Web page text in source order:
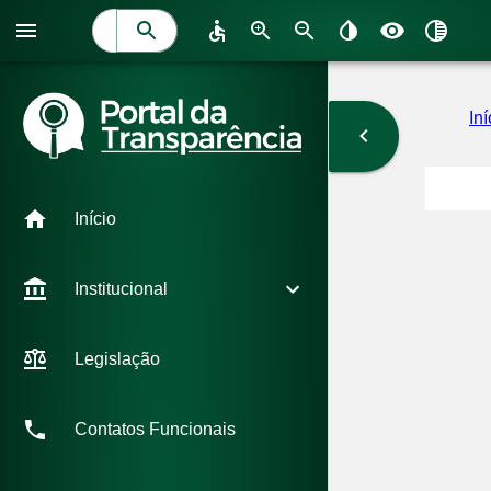
Início
Institucional
Legislação
Contatos Funcionais